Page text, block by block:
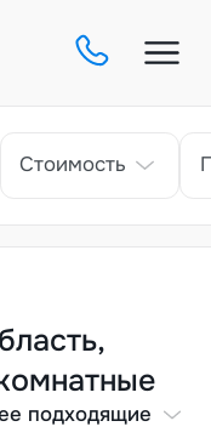
Стоимость
подходящие